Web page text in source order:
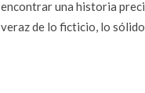
encontrar una historia
veraz de lo ficticio, lo